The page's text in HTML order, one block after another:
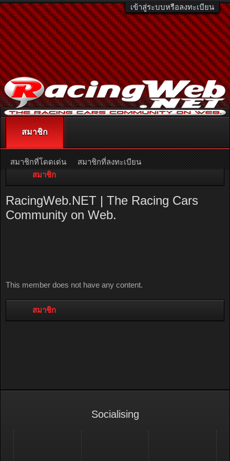
เข้าสู่ระบบหรือลงทะเบียน
ติดต่อลงโฆษณา
หรืออ่านรายละเอียดเพิ่มเติม คลิกที่นี่
สมาชิก
RacingWeb.NET | The Racing Cars
Community on Web.
This member does not have any content.
สมาชิก
สมาชิก
สมาชิกที่โดดเด่น สมาชิกที่ลงทะเบียน
ผู้ใช้งานในขณะนี้ กิจกรรมล่าสุด
โพสต์ข้อมูลส่วนตัวใหม่
Socialising